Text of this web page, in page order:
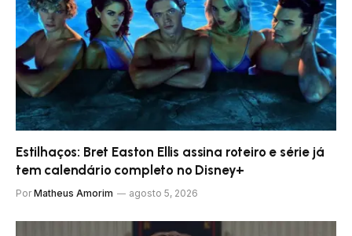
Estilhaços: Bret Easton Ellis assina roteiro e série já
tem calendário completo no Disney+
Por Matheus Amorim agosto 5, 2026